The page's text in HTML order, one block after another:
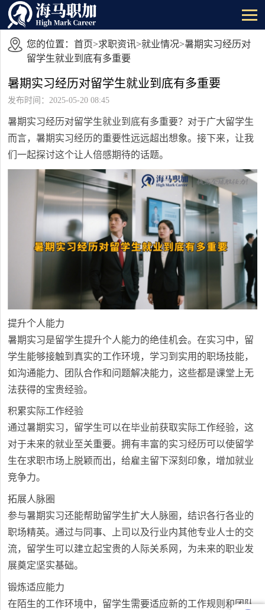
您的位置： 首页>求职资讯>就业情况>暑期实习经历对
留学生就业到底有多重要
暑期实习经历对留学生就业到底有多重要
发布时间：2025-05-20 08:45
暑期实习经历对留学生就业到底有多重要？对于广大留学生
而言，暑期实习经历的重要性远远超出想象。接下来，让我
们一起探讨这个让人倍感期待的话题。
提升个人能力
暑期实习是留学生提升个人能力的绝佳机会。在实习中，留
学生能够接触到真实的工作环境，学习到实用的职场技能，
如沟通能力、团队合作和问题解决能力，这些都是课堂上无
法获得的宝贵经验。
积累实际工作经验
通过暑期实习，留学生可以在毕业前获取实际工作经验，这
对于未来的就业至关重要。拥有丰富的实习经历可以使留学
生在求职市场上脱颖而出，给雇主留下深刻印象，增加就业
竞争力。
拓展人脉圈
参与暑期实习还能帮助留学生扩大人脉圈，结识各行各业的
职场精英。通过与同事、上司以及行业内其他专业人士的交
流，留学生可以建立起宝贵的人际关系网，为未来的职业发
展奠定坚实基础。
锻炼适应能力
在陌生的工作环境中，留学生需要适应新的工作规则和团队